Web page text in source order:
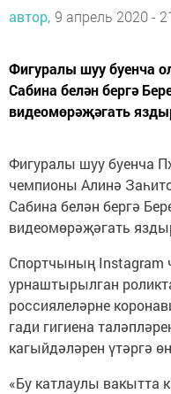
автор, 9 апрель 2020 -
Фигуралы шуу буенча
Сабина белән бергә
видеомөрәҗәгать
Фигуралы шуу буенча
чемпионы Алинә
Сабина белән бергә
видеомөрәҗәгать
Спортчының Instagram
урнаштырылган
россиялеләрне
гади гигиена
кагыйдәләрен үтәргә
«Бу катлаулы вакытта